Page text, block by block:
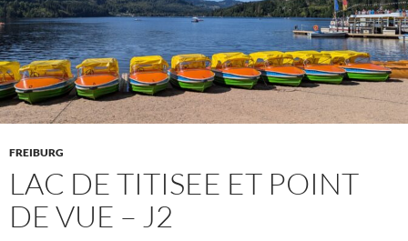
FREIBURG
LAC DE TITISEE ET POINT
DE VUE – J2